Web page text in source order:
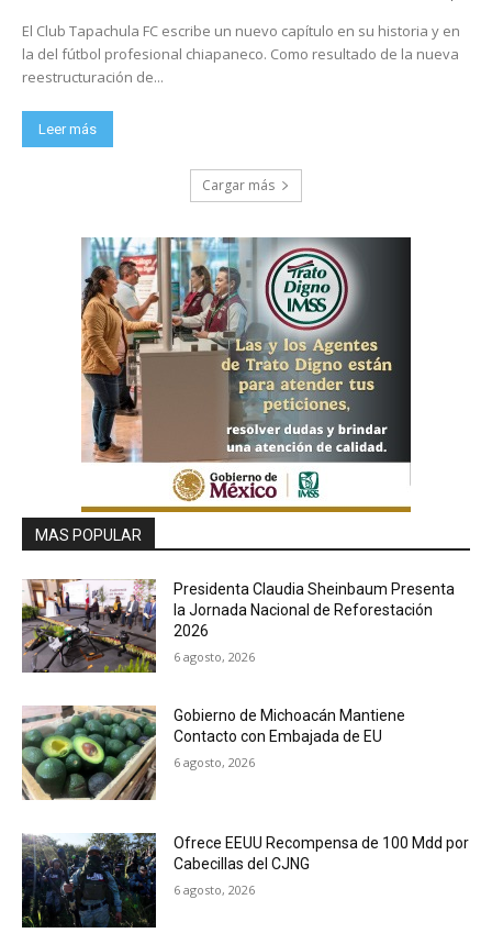
El Club Tapachula FC escribe un nuevo capítulo en su historia y en
la del fútbol profesional chiapaneco. Como resultado de la nueva
reestructuración de...
Leer más
Cargar más
MAS POPULAR
Presidenta Claudia Sheinbaum Presenta
la Jornada Nacional de Reforestación
2026
6 agosto, 2026
Gobierno de Michoacán Mantiene
Contacto con Embajada de EU
6 agosto, 2026
Ofrece EEUU Recompensa de 100 Mdd por
Cabecillas del CJNG
6 agosto, 2026